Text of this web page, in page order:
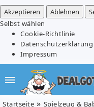
Akzeptieren
Ablehnen
Selbst wählen
Cookie-Richtlinie
Datenschutzerklärung
Impressum
Startseite Spielzeug &